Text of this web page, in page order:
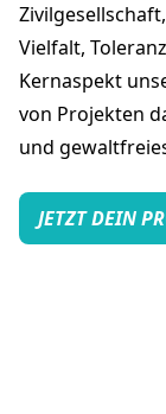
Vielfalt,
Kernaspekt
von Projekten
und
JETZT DEIN